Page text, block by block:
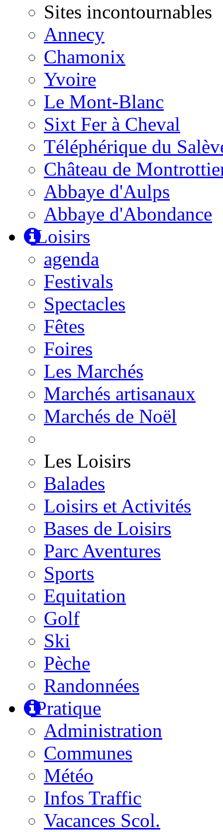
Sites incontournables
Annecy
Chamonix
Yvoire
Le Mont-Blanc
Sixt Fer à Cheval
Téléphérique du
Château de
Abbaye d'Aulps
Abbaye d'Abondance
Loisirs
agenda
Festivals
Spectacles
Fêtes
Foires
Les Marchés
Marchés artisanaux
Marchés de Noël
Les Loisirs
Balades
Loisirs et Activités
Bases de Loisirs
Parc Aventures
Sports
Equitation
Golf
Ski
Pèche
Randonnées
Pratique
Administration
Communes
Météo
Infos Traffic
Vacances Scol.